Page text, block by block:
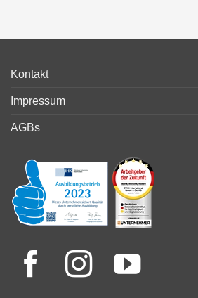
Kontakt
Impressum
AGBs